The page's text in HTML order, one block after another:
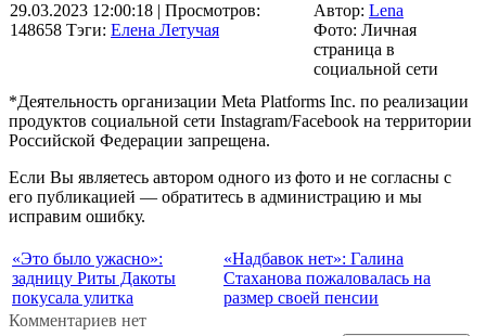
29.03.2023 12:00:18 | Просмотров:
148658 Тэги: Елена Летучая
Автор: Lena
Фото: Личная
страница в
социальной сети
*Деятельность организации Meta Platforms Inc. по реализации
продуктов социальной сети Instagram/Facebook на территории
Российской Федерации запрещена.
Если Вы являетесь автором одного из фото и не согласны с
его публикацией — обратитесь в администрацию и мы
исправим ошибку.
«Это было ужасно»:
задницу Риты Дакоты
покусала улитка
«Надбавок нет»: Галина
Стаханова пожаловалась на
размер своей пенсии
Комментариев нет